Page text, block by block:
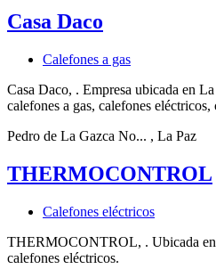
Casa Daco
Calefones a gas
Casa Daco, . Empresa ubicada en
calefones a gas, calefones eléctricos,
Pedro de La Gazca No... , La Paz
THERMOCONTROL
Calefones eléctricos
THERMOCONTROL, . Ubicada
calefones eléctricos.